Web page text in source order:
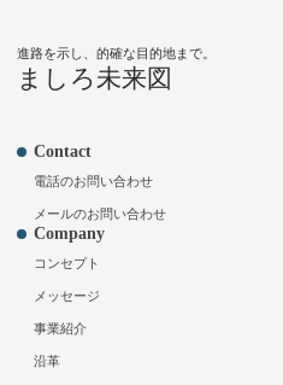
進路を示し、的確な目的地まで。
ましろ未来図
Contact
電話のお問い合わせ
メールのお問い合わせ
Company
コンセプト
メッセージ
事業紹介
沿革